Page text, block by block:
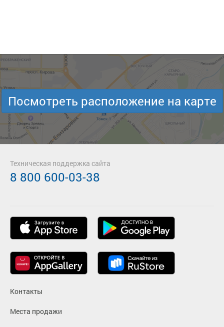
Посмотреть расположение на карте
Контакты
Места продажи
Техническая поддержка сайта
8 800 600-03-38